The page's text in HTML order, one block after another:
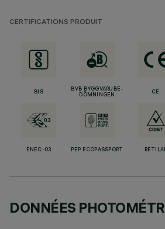
CERTIFICATIONS PRODUIT
BIS
BVB BYGGVARUBE-
DÖMNINGEN
CE
ENEC-03 PEP ECOPASSPORT
DONNÉES